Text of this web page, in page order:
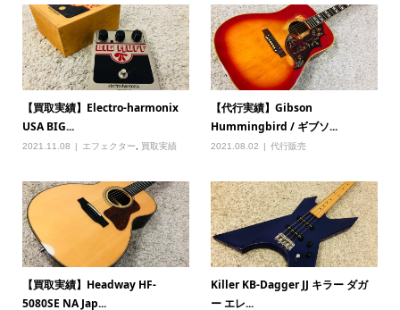
【買取実績】Electro-harmonix
USA BIG...
2021.11.08 エフェクター 買取実績
【代行実績】Gibson
Hummingbird / ギブソ...
2021.08.02 代行販売
【買取実績】Headway HF-
5080SE NA Jap...
Killer KB-Dagger JJ キラー ダガ
ー エレ...